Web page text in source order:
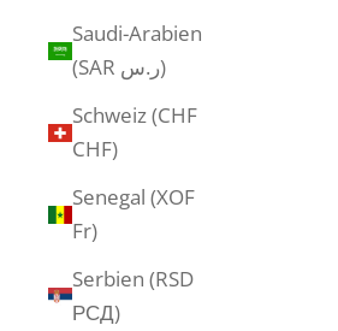
Saudi-Arabien
(SAR ر.س)
Schweiz (CHF
CHF)
Senegal (XOF
Fr)
Serbien (RSD
РСД)